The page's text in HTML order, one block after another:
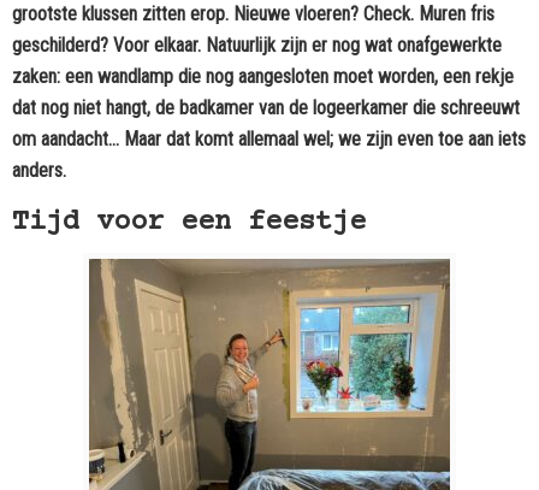
grootste klussen zitten erop. Nieuwe vloeren? Check. Muren fris
geschilderd? Voor elkaar. Natuurlijk zijn er nog wat onafgewerkte
zaken: een wandlamp die nog aangesloten moet worden, een rekje
dat nog niet hangt, de badkamer van de logeerkamer die schreeuwt
om aandacht… Maar dat komt allemaal wel; we zijn even toe aan iets
anders.
Tijd voor een feestje